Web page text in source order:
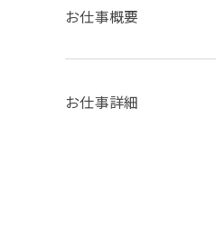
お仕事概要
お仕事詳細